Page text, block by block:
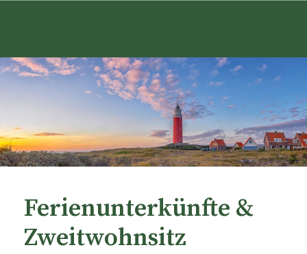
Ferienunterkünfte &
Zweitwohnsitz